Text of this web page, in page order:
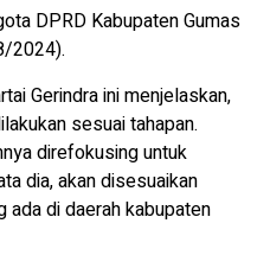
DPRD Kabupaten Gumas
2024).
Gerindra ini menjelaskan,
sesuai tahapan.
direfokusing untuk
dia, akan disesuaikan
ada di daerah kabupaten